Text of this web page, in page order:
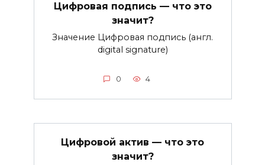
Цифровая подпись — что это
значит?
Значение Цифровая подпись (англ.
digital signature)
0 4
Цифровой актив — что это
значит?